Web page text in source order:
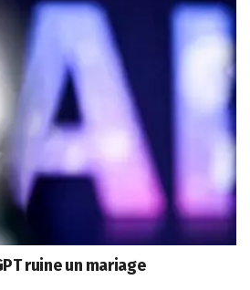
ruine un mariage